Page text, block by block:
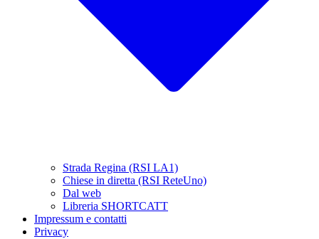
Strada Regina (RSI LA1)
Chiese in diretta (RSI ReteUno)
Dal web
Libreria SHORTCATT
Impressum e contatti
Privacy